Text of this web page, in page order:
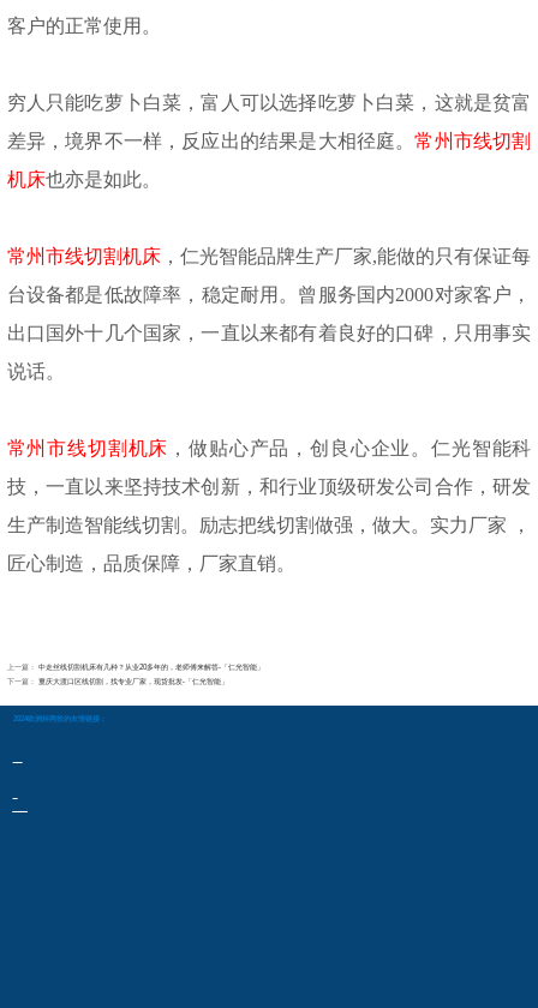
客户的正常使用。
穷人只能吃萝卜白菜，富人可以选择吃萝卜白菜，这就是贫富
差异，境界不一样，反应出的结果是大相径庭。常州市线切割
机床也亦是如此。
常州市线切割机床， 仁光智能品牌生产厂家,能做的只有保证每
台设备都是低故障率，稳定耐用。曾服务国内2000对家客户，
出口国外十几个国家，一直以来都有着良好的口碑，只用事实
说话。
常州市线切割机床 ，做贴心产品，创良心企业。仁光智能科
技，一直以来坚持技术创新，和行业顶级研发公司合作，研发
生产制造智能线切割。励志把线切割做强，做大。实力厂家
，
匠心制造，品质保障，厂家直销。
上一篇： 中走丝线切割机床有几种？从业20多年的，老师傅来解答-「仁光智能」
下一篇： 重庆大渡口区线切割，找专业厂家，现货批发-「仁光智能」
2024欧洲杯网投的友情链接：